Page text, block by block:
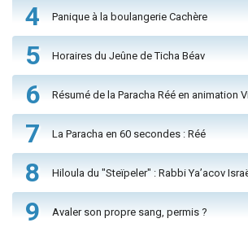
4 Panique à la boulangerie Cachère
5 Horaires du Jeûne de Ticha Béav
6 Résumé de la Paracha Réé en animation
7 La Paracha en 60 secondes : Réé
8 Hiloula du "Steïpeler" : Rabbi Ya’acov
9 Avaler son propre sang, permis ?